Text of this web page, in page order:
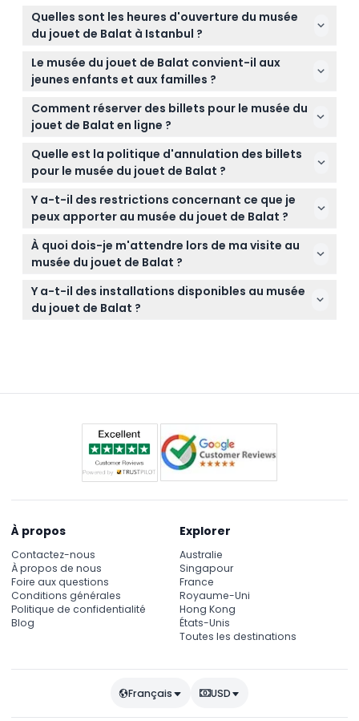
Politique d'annulation
Quelles sont les heures d'ouverture du musée
du jouet de Balat à Istanbul ?
Le musée du jouet de Balat est ouvert tous les jours
de 10h00 à 20h00, la dernière entrée étant à 19h30
réservation).
Le musée du jouet de Balat convient-il aux
jeunes enfants et aux familles ?
Oui ! Le musée accueille tous les âges et offre une
entrée gratuite aux enfants de 0 à 2 ans, ce qui en
fait une destination idéale pour les familles.
Comment réserver des billets pour le musée du
jouet de Balat en ligne ?
Vous pouvez facilement réserver vos billets en ligne
ici même sur ce site pour sécuriser votre visite au
musée du jouet de Balat.
Quelle est la politique d'annulation des billets
pour le musée du jouet de Balat ?
Les billets pour le musée du jouet de Balat ne sont
ni remboursables ni annulables en aucune
circonstance, veuillez donc être sûr de vos plans
avant de réserver.
Y a-t-il des restrictions concernant ce que je
peux apporter au musée du jouet de Balat ?
Il est interdit d'apporter de la nourriture et des
boissons extérieures, et des articles comme les
bouteilles, pétards, lasers ou tout ce qui pourrait
déranger les autres sont prohibés afin d'assurer une
visite sûre et agréable.
À quoi dois-je m'attendre lors de ma visite au
musée du jouet de Balat ?
Vous explorerez une collection nostalgique de plus
de 17 000 jouets de différentes époques et pays,
avec des points forts incluant des jouets vintage et
Y a-t-il des installations disponibles au musée
du jouet de Balat ?
À propos
Contactez-nous
À propos de nous
Foire aux questions
Conditions générales
Politique de confidentialité
Blog
Explorer
Australie
Singapour
France
Royaume-Uni
Hong Kong
États-Unis
Toutes les destinations
Français USD